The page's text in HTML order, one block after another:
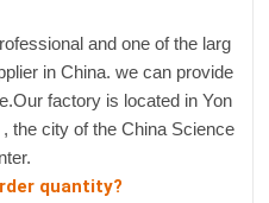
and one of the larg
in China. we can provide
factory is located in Yon
the city of the China Science
quantity?